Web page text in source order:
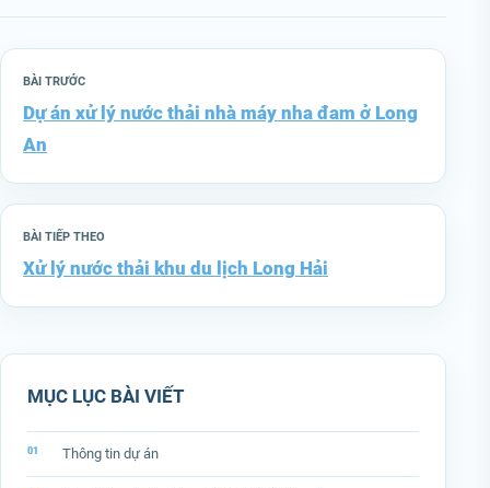
BÀI TRƯỚC
Dự án xử lý nước thải nhà máy nha đam ở Long
An
BÀI TIẾP THEO
Xử lý nước thải khu du lịch Long Hải
MỤC LỤC BÀI VIẾT
Thông tin dự án